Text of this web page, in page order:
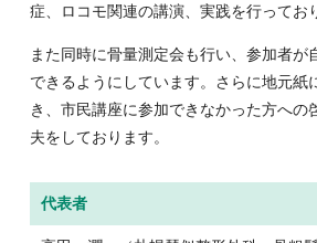
症、ロコモ関連の講演、実践を行ってお
また同時に骨量測定会も行い、参加者が
できるようにしています。さらに地元紙
き、市民講座に参加できなかった方への
夫をしております。
代表者